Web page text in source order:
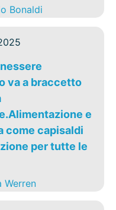
Bonaldi
va a braccetto
e
come capisaldi
per tutte le
Werren